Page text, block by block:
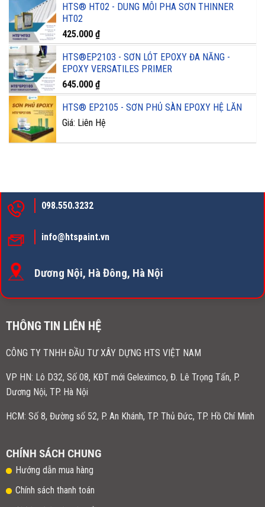
HTS® HT02 - DUNG MÔI PHA SƠN THINNER
HT02
425.000 ₫
HTS®EP2103 - SƠN LÓT EPOXY ĐA NĂNG -
EPOXY VERSATILES PRIMER
645.000 ₫
HTS® EP2105 - SƠN PHỦ SÀN EPOXY HỆ LĂN
Giá: Liên Hệ
098.550.3232
info@htspaint.vn
Dương Nội, Hà Đông, Hà Nội
THÔNG TIN LIÊN HỆ
CÔNG TY TNHH ĐẦU TƯ XÂY DỰNG HTS VIỆT NAM
VP HN: Lô D32, Số 08, KĐT mới Geleximco, Đ. Lê Trọng Tấn, P.
Dương Nội, TP. Hà Nội
HCM: Số 8, Đường số 52, P. An Khánh, TP. Thủ Đức, TP. Hồ Chí Minh
CHÍNH SÁCH CHUNG
Hướng dẫn mua hàng
Chính sách thanh toán